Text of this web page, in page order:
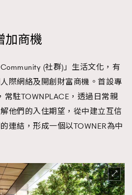
加商機
(社群)」生活文化，有
際網絡及開創財富商機。首設專
常駐TOWNPLACE，透過日常親
他們的入住期望，從中建立互信
連結，形成一個以TOWNER為中